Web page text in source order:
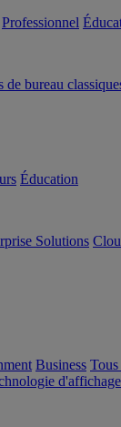
Professionnel
de bureau
Éducation
Solutions
Business